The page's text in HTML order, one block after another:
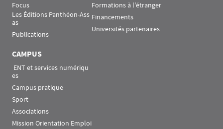
Focus
Les Éditions Panthéon-Ass
as
Publications
Formations à l'étranger
Financements
Universités partenaires
CAMPUS
es
Campus pratique
Sport
Associations
Mission Orientation Emploi